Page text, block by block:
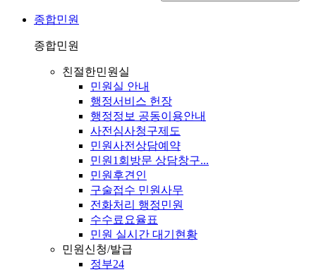
종합민원
종합민원
친절한민원실
민원실 안내
행정서비스 헌장
행정정보 공동이용안내
사전심사청구제도
민원사전상담예약
민원1회방문 상담창구...
민원후견인
구술접수 민원사무
전화처리 행정민원
수수료요율표
민원 실시간 대기현황
민원신청/발급
정부24